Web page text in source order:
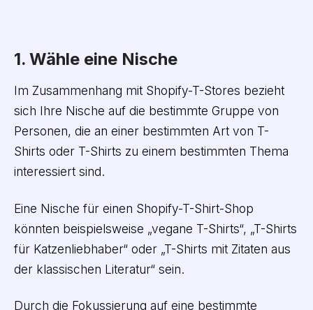
1. Wähle eine Nische
Im Zusammenhang mit Shopify-T-Stores bezieht
sich Ihre Nische auf die bestimmte Gruppe von
Personen, die an einer bestimmten Art von T-
Shirts oder T-Shirts zu einem bestimmten Thema
interessiert sind.
Eine Nische für einen Shopify-T-Shirt-Shop
könnten beispielsweise „vegane T-Shirts“, „T-Shirts
für Katzenliebhaber“ oder „T-Shirts mit Zitaten aus
der klassischen Literatur“ sein.
Durch die Fokussierung auf eine bestimmte